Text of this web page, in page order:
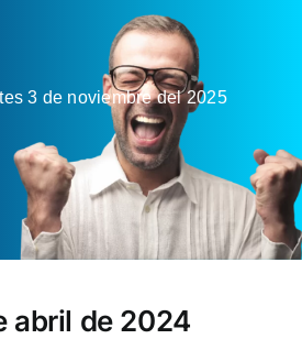
3 de noviembre del 2025
abril de 2024